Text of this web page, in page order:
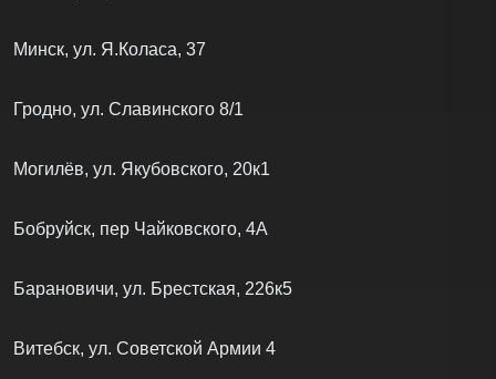
Минск, ул. Я.Коласа, 37
Гродно, ул. Славинского 8/1
Могилёв, ул. Якубовского, 20к1
Бобруйск, пер Чайковского, 4А
Барановичи, ул. Брестская, 226к5
Витебск, ул. Советской Армии 4